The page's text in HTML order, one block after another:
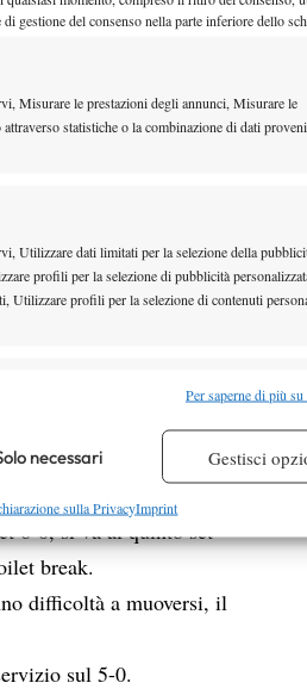
gestione del consenso nella parte inferiore dello
Misurare le prestazioni degli annunci, Misurare le
statistiche o la combinazione di dati
Utilizzare dati limitati per la selezione della
profili per la selezione di pubblicità
Utilizzare profili per la selezione di contenuti
automaticamente.
frodi, correggere errori,
Salvare e comunicare le
Per saperne di più
necessari Gestisci
sulla PrivacyImprint
cambio campo avanti
in una condizione
sono negli
a correre, anche
con il servizio.
6-0, si va al quinto set
break.
difficoltà a muoversi, il
sul 5-0.